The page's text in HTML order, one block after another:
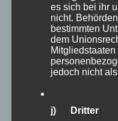
Verarbeitung
Entfällt der
Europäischen
einem anderen
vorgeschriebene
entsprechend den
oder gelöscht.
es sich bei ihr
nicht.
bestimmten
dem
jedoch nicht
j) Dritter